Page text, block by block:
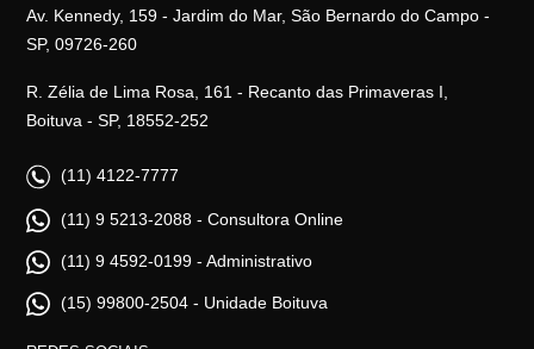
Av. Kennedy, 159 - Jardim do Mar, São Bernardo do Campo -
SP, 09726-260
R. Zélia de Lima Rosa, 161 - Recanto das Primaveras I,
Boituva - SP, 18552-252
(11) 4122-7777
(11) 9 5213-2088 - Consultora Online
(11) 9 4592-0199 - Administrativo
(15) 99800-2504 - Unidade Boituva